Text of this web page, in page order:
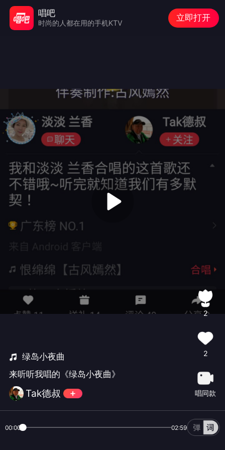
绿岛小夜曲
来听听我唱的《绿岛小夜曲》
Tak德叔
2
2
唱同款
00:00 02:59
唱吧
时尚的人都在用的手机KTV
立即打开